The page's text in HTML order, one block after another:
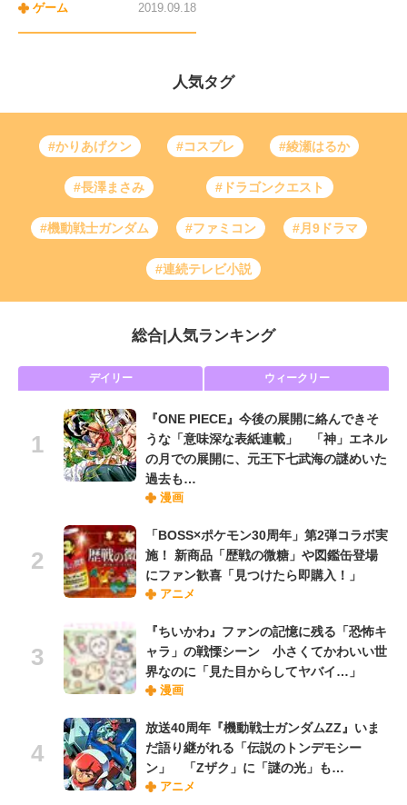
ゲーム 2019.09.18
人気タグ
#かりあげクン #コスプレ #綾瀬はるか
#長澤まさみ #ドラゴンクエスト
#機動戦士ガンダム #ファミコン #月9ドラマ
#連続テレビ小説
総合 人気ランキング
デイリー ウィークリー
『ONE PIECE』今後の展開に絡んできそ
うな「意味深な表紙連載」 「神」エネル
の月での展開に、元王下七武海の謎めいた
過去も…
漫画
「BOSS×ポケモン30周年」第2弾コラボ実
施！ 新商品「歴戦の微糖」や図鑑缶登場
にファン歓喜「見つけたら即購入！」
アニメ
『ちいかわ』ファンの記憶に残る「恐怖キ
ャラ」の戦慄シーン 小さくてかわいい世
界なのに「見た目からしてヤバイ…」
漫画
放送40周年『機動戦士ガンダムZZ』いま
だ語り継がれる「伝説のトンデモシー
ン」 「Zザク」に「謎の光」も…
アニメ